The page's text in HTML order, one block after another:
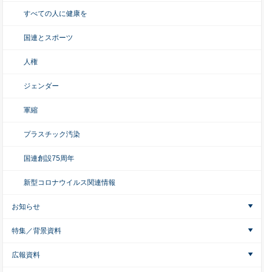
すべての人に健康を
国連とスポーツ
人権
ジェンダー
軍縮
プラスチック汚染
国連創設75周年
新型コロナウイルス関連情報
お知らせ
特集／背景資料
広報資料